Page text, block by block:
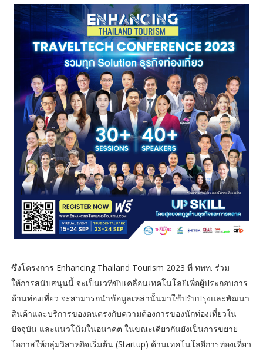
ซึ่งโครงการ Enhancing Thailand Tourism 2023 ที่ ททท. ร่วม
ให้การสนับสนุนนี้ จะเป็นเวทีขับเคลื่อนเทคโนโลยีเพื่อผู้ประกอบการ
ด้านท่องเที่ยว จะสามารถนำข้อมูลเหล่านั้นมาใช้ปรับปรุงและพัฒนา
สินค้าและบริการของตนตรงกับความต้องการของนักท่องเที่ยวใน
ปัจจุบัน และแนวโน้มในอนาคต ในขณะเดียวกันยังเป็นการขยาย
โอกาสให้กลุ่มวิสาหกิจเริ่มต้น (Startup) ด้านเทคโนโลยีการท่องเที่ยว